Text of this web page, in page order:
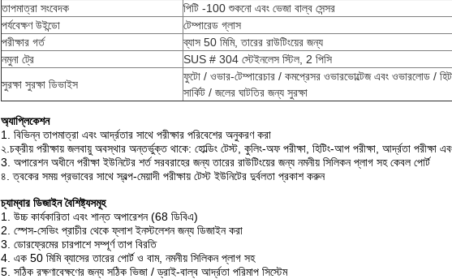
তাপমাত্রা সংবেদক
পিটি -100 শুকনো এবং ভেজা বাল্ব সেন্সর
পর্যবেক্ষণ উইন্ডো
টেম্পারেড গ্লাস
পরীক্ষার গর্ত
ব্যাস 50 মিমি, তারের রাউটিংয়ের জন্য
নমুনা ট্রে
SUS # 304 স্টেইনলেস স্টিল, 2 পিসি
সুরক্ষা সুরক্ষা ডিভাইস
ফুটো / ওভার-টেম্পারেচার / কমপ্রেসর ওভারভোল্টেজ এবং ওভারলোড /
সার্কিট / জলের ঘাটতির জন্য সুরক্ষা
অ্যাপ্লিকেশন
1. বিভিন্ন তাপমাত্রা এবং আর্দ্রতার সাথে পরীক্ষার পরিবেশের অনুকরণ করা
২.চক্রীয় পরীক্ষায় জলবায়ু অবস্থার অন্তর্ভুক্ত থাকে: হোল্ডিং টেস্ট, কুলিং-অফ পরীক্ষা, হিটিং-আপ পরীক্ষা, আর্দ্রতা পরীক্ষা
3. অপারেশন অধীনে পরীক্ষা ইউনিটের শর্ত সরবরাহের জন্য তারের রাউটিংয়ের জন্য নমনীয় সিলিকন প্লাগ সহ কেবল পোর্ট
৪. ত্বকের সময় প্রভাবের সাথে স্বল্প-মেয়াদী পরীক্ষায় টেস্ট ইউনিটের দুর্বলতা প্রকাশ করুন
চ্যাম্বার ডিজাইন বৈশিষ্ট্যসমূহ
1. উচ্চ কার্যকারিতা এবং শান্ত অপারেশন (68 ডিবিএ)
2. স্পেস-সেভিং প্রাচীর থেকে ফ্লাশ ইনস্টলেশন জন্য ডিজাইন করা
3. ডোরফ্রেমের চারপাশে সম্পূর্ণ তাপ বিরতি
4. এক 50 মিমি ব্যাসের তারের পোর্ট ও বাম, নমনীয় সিলিকন প্লাগ সহ
5. সঠিক রক্ষণাবেক্ষণের জন্য সঠিক ভিজা / ড্রাই-বাল্ব আর্দ্রতা পরিমাপ সিস্টেম